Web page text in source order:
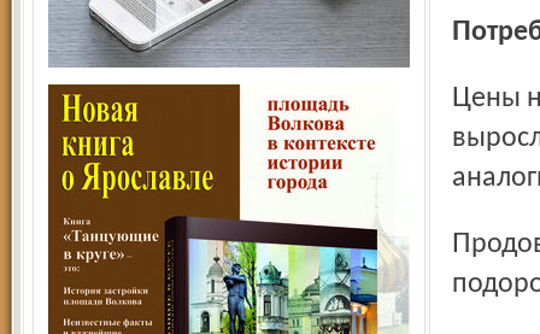
Цены на товары и услуги за январь – сентябрь 2012 г.
Продовольственные и непродовольственные товары